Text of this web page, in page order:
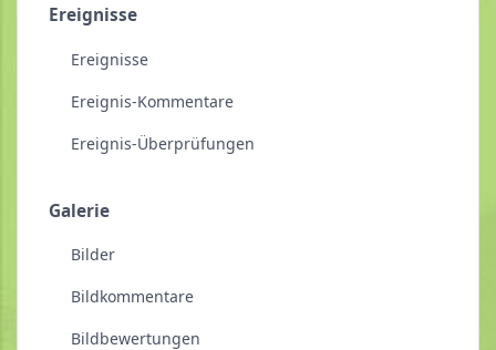
Ereignisse
Ereignisse
Ereignis-Kommentare
Ereignis-Überprüfungen
Galerie
Bilder
Bildkommentare
Bildbewertungen